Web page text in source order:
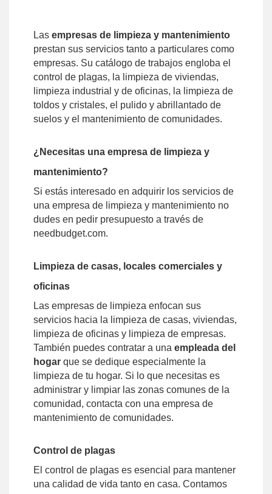
Las empresas de limpieza y mantenimiento
prestan sus servicios tanto a particulares como
empresas. Su catálogo de trabajos engloba el
control de plagas, la limpieza de viviendas,
limpieza industrial y de oficinas, la limpieza de
toldos y cristales, el pulido y abrillantado de
suelos y el mantenimiento de comunidades.
¿Necesitas una empresa de limpieza y
mantenimiento?
Si estás interesado en adquirir los servicios de
una empresa de limpieza y mantenimiento no
dudes en pedir presupuesto a través de
needbudget.com.
Limpieza de casas, locales comerciales y
oficinas
Las empresas de limpieza enfocan sus
servicios hacia la limpieza de casas, viviendas,
limpieza de oficinas y limpieza de empresas.
También puedes contratar a una empleada del
hogar que se dedique especialmente la
limpieza de tu hogar. Si lo que necesitas es
administrar y limpiar las zonas comunes de la
comunidad, contacta con una empresa de
mantenimiento de comunidades.
Control de plagas
El control de plagas es esencial para mantener
una calidad de vida tanto en casa. Contamos